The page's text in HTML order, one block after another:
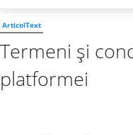
ArticolText
Termeni şi
platformei